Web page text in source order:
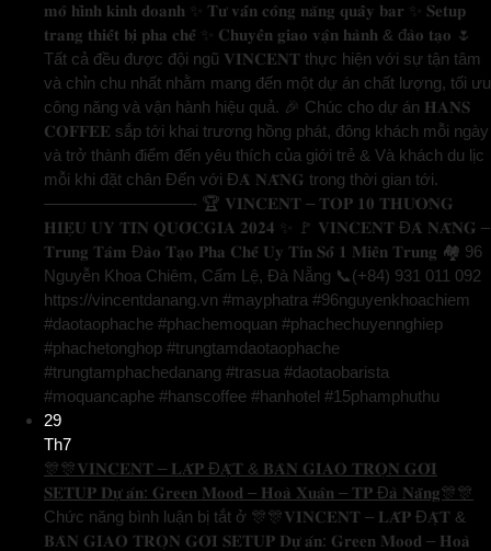
𝐦𝐨̂ 𝐡𝐢̀𝐧𝐡 𝐤𝐢𝐧𝐡 𝐝𝐨𝐚𝐧𝐡 ✨ 𝐓𝐮̛ 𝐯𝐚̂́𝐧 𝐜𝐨̂𝐧𝐠 𝐧𝐚̆𝐧𝐠 𝐪𝐮𝐚̂̀𝐲 𝐛𝐚𝐫 ✨ 𝐒𝐞𝐭𝐮𝐩
𝐭𝐫𝐚𝐧𝐠 𝐭𝐡𝐢𝐞̂́𝐭 𝐛𝐢̣ 𝐩𝐡𝐚 𝐜𝐡𝐞̂́ ✨ 𝐂𝐡𝐮𝐲𝐞̂̉𝐧 𝐠𝐢𝐚𝐨 𝐯𝐚̣̂𝐧 𝐡𝐚̀𝐧𝐡 & đ𝐚̀𝐨 𝐭𝐚̣𝐨 🌷
Tất cả đều được đội ngũ 𝐕𝐈𝐍𝐂𝐄𝐍𝐓 thực hiện với sự tận tâm
và chỉn chu nhất nhằm mang đến một dự án chất lượng, tối ưu
công năng và vận hành hiệu quả. 🎉 Chúc cho dự án 𝐇𝐀𝐍𝐒
𝐂𝐎𝐅𝐅𝐄𝐄 sắp tới khai trương hồng phát, đông khách mỗi ngày
và trở thành điểm đến yêu thích của giới trẻ & Và khách du lịc
mỗi khi đặt chân Đến với Đ𝐀̀ 𝐍𝐀̆̃𝐍𝐆 trong thời gian tới.
—————————- 🏆 𝐕𝐈𝐍𝐂𝐄𝐍𝐓 – 𝐓𝐎𝐏 𝟏𝟎 𝐓𝐇𝐔̛𝐎̛𝐍𝐆
𝐇𝐈𝐄̣̂𝐔 𝐔𝐘 𝐓𝐈́𝐍 𝐐𝐔𝐎̂́𝐂𝐆𝐈𝐀 𝟐𝟎𝟐𝟒 ✨ 🚩 𝐕𝐈𝐍𝐂𝐄𝐍𝐓 Đ𝐀̀ 𝐍𝐀̆̃𝐍𝐆 –
𝐓𝐫𝐮𝐧𝐠 𝐓𝐚̂𝐦 Đ𝐚̀𝐨 𝐓𝐚̣𝐨 𝐏𝐡𝐚 𝐂𝐡𝐞̂́ 𝐔𝐲 𝐓𝐢́𝐧 𝐒𝐨̂́ 𝟏 𝐌𝐢𝐞̂̀𝐧 𝐓𝐫𝐮𝐧𝐠 🏘️ 96
Nguyễn Khoa Chiêm, Cẩm Lệ, Đà Nẵng 📞(+84) 931 011 092
https://vincentdanang.vn #mayphatra #96nguyenkhoachiem
#daotaophache #phachemoquan #phachechuyennghiep
#phachetonghop #trungtamdaotaophache
#trungtamphachedanang #trasua #daotaobarista
#moquancaphe #hanscoffee #hanhotel #15phamphuthu
29
Th7
🎊🎊𝐕𝐈𝐍𝐂𝐄𝐍𝐓 – 𝐋𝐀̆́𝐏 Đ𝐀̣̆𝐓 & 𝐁𝐀̀𝐍 𝐆𝐈𝐀𝐎 𝐓𝐑𝐎̣𝐍 𝐆𝐎́𝐈
𝐒𝐄𝐓𝐔𝐏 𝐃𝐮̛̣ 𝐚́𝐧: 𝐆𝐫𝐞𝐞𝐧 𝐌𝐨𝐨𝐝 – 𝐇𝐨𝐚̀ 𝐗𝐮𝐚̂𝐧 – 𝐓𝐏 Đ𝐚̀ 𝐍𝐚̆̃𝐧𝐠🎊🎊
Chức năng bình luận bị tắt ở 🎊🎊𝐕𝐈𝐍𝐂𝐄𝐍𝐓 – 𝐋𝐀̆́𝐏 Đ𝐀̣̆𝐓 &
𝐁𝐀̀𝐍 𝐆𝐈𝐀𝐎 𝐓𝐑𝐎̣𝐍 𝐆𝐎́𝐈 𝐒𝐄𝐓𝐔𝐏 𝐃𝐮̛̣ 𝐚́𝐧: 𝐆𝐫𝐞𝐞𝐧 𝐌𝐨𝐨𝐝 – 𝐇𝐨𝐚̀